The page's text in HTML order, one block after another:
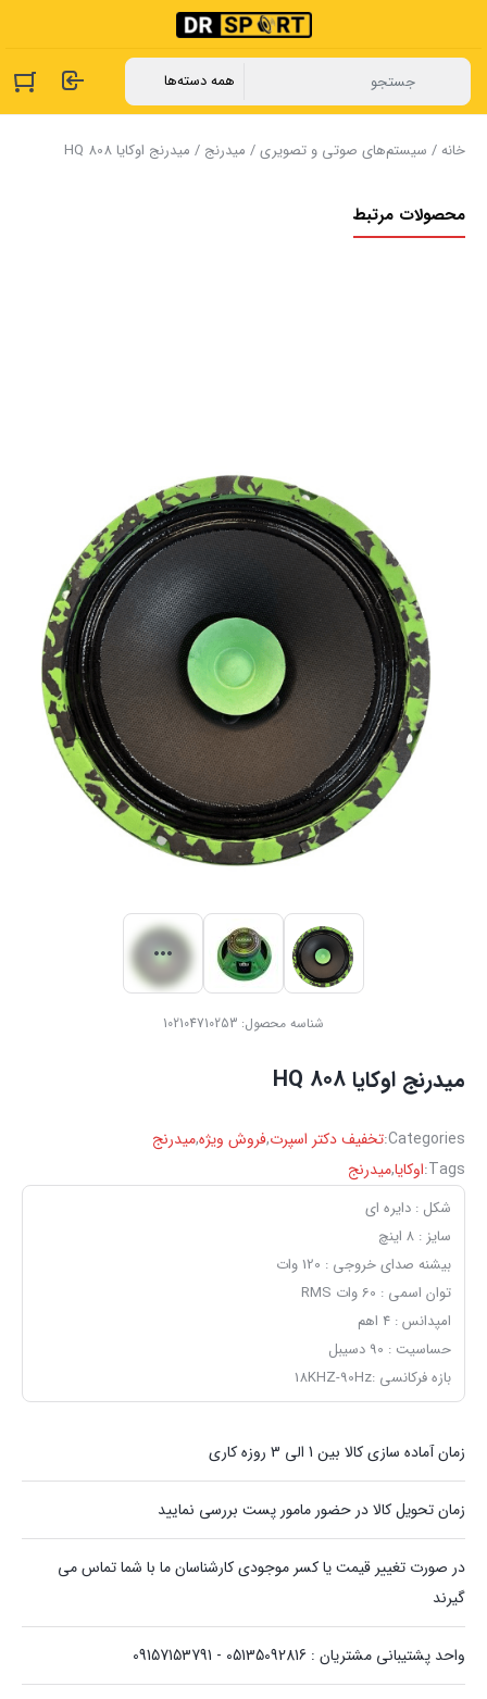
خانه/ سیستم‌های صوتی و تصویری/ میدرنج / میدرنج اوکایا HQ 808
محصولات مرتبط
شناسه محصول: 102104710253
میدرنج اوکایا HQ 808
Categories:تخفیف دکتر اسپرت,فروش ویژه,میدرنج
Tags: اوکایا,میدرنج
شکل : دایره ای
سایز : ۸ اینچ
بیشنه صدای خروجی : 120 وات
توان اسمی : 60 وات RMS
امپدانس : ۴ اهم
حساسیت : 90 دسیبل
بازه فرکانسی :18KHZ-90Hz
زمان آماده سازی کالا بین 1 الی 3 روزه کاری
زمان تحویل کالا در حضور مامور پست بررسی نمایید
در صورت تغییر قیمت یا کسر موجودی کارشناسان ما با شما تماس می
گیرند
واحد پشتیبانی مشتریان : 05135092816 - 09157153791